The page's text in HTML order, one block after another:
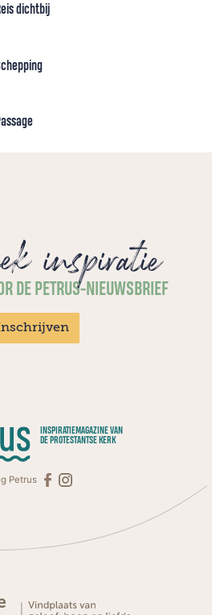
dichtbij
inspiratie
DE PETRUS-NIEUWSBRIEF
INSPIRATIEMAGAZINE VAN
DE PROTESTANTSE KERK
Petrus